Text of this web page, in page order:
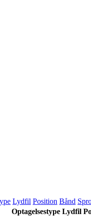
Lydfil Position Bånd
Optagelsestype Lydfil